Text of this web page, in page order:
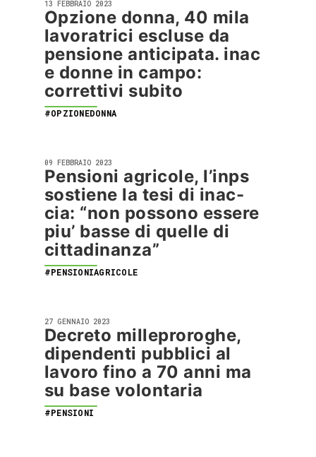
13 FEBBRAIO 2023
Opzione donna, 40 mila
lavoratrici escluse da
pensione anticipata. inac
e donne in campo:
correttivi subito
#OPZIONEDONNA
09 FEBBRAIO 2023
Pensioni agricole, l’inps
sostiene la tesi di inac-
cia: “non possono essere
piu’ basse di quelle di
cittadinanza”
#PENSIONIAGRICOLE
27 GENNAIO 2023
Decreto milleproroghe,
dipendenti pubblici al
lavoro fino a 70 anni ma
su base volontaria
#PENSIONI